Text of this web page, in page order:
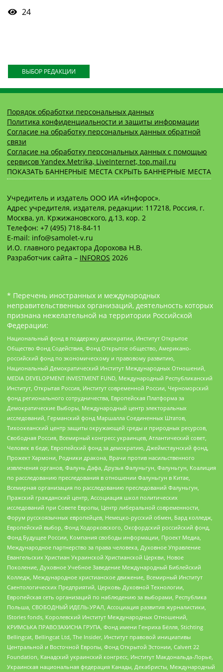
24
ВЫБОР РЕДАКЦИИ
Порядок обработки персональных данных
Политика конфиденциальности и защиты информации
Согласие на обработку персональных данных обратной
связи
Согласие на обработку персональных данных с помощью
сервисов Yandex.Metrika, LiveInternet, top.mail.ru
ПОКАЗАТЬ БАННЕРНЫЕ МЕСТА СКРЫТЬ БАННЕРНЫЕ МЕСТА
Учредитель и издатель ООО ИА «Инфорос».
Адрес учредителя, издателя, редакции: 117218, Россия, г.
Москва, ул. Кржижановского, д.13, кор. 2
Телефон: +7 (495) 718-84-11
E-mail: info@samolet-v.ru
И.О. главного редактора Дорохова Н.В.
Разработчик сайта – INFOROS 2026
* Перечень иностранных и международных
неправительственных организаций, деятельность которых
признана нежелательной на территории Российской
Федерации:
Национальный фонд в поддержку демократии, Институт Открытое
Общество Фонд Содействия, Фонд Открытое общество, Американо-
российский фонд по экономическому и правовому развитию,
Национальный Демократический Институт Международных Отношений,
MEDIA DEVELOPMENT INVESTMENT FUND, Международный Республиканский
Институт, Открытая Россия, Институт современной России, Черноморский
фонд регионального сотрудничества, Европейская Платформа за
Демократические Выборы, Международный центр электоральных
исследований, Германский фонд Маршалла Соединенных Штатов,
Тихоокеанский центр защиты окружающей среды и природных ресурсов,
Свободная Россия, Всемирный конгресс украинцев, Атлантический совет,
Человек в беде, Европейский фонд за демократию, Джеймстаунский фонд,
Прожект Хармони, Родники дракона, Врачи против насильственного
извлечения органов, Фалунь Дафа, Друзья Фалуньгун, Фалуньгун, Коалиция
по расследованию преследования в отношении Фалуньгун в Китае,
Всемирная организация по расследованию преследований Фалуньгун,
Пражский гражданский центр, Ассоциация школ политических
исследований при Совете Европы, Центр либеральной современности,
Форум русскоязычных европейцев, Немецко-русский обмен, Бард колледж,
Европейский выбор, Фонд Ходорковского, Оксфордский российский фонд,
Фонд Будущее России, Компания свободы информации, Проект Медиа,
Международное партнерство за права человека, Духовное Управление
Евангельских Христиан Украинской Христианской Церкви, Новое
Поколение, Духовное Учебное Заведение Международный Библейский
Колледж, Международное христианское движение, Всемирный Институт
Саентологических Предприятий, Церковь Духовной Технологии,
Европейская сеть организаций по наблюдению за выборами, Республика
Польша, СВОБОДНЫЙ ИДЕЛЬ-УРАЛ, Ассоциация развития журналистики,
IStories fonds, Королевский Институт Международных Отношений,
КРИМСЬКА ПРАВОЗАХИСНА ГРУПА, Фонд имени Генриха Бёлля, Stichting
Bellingcat, Bellingcat Ltd, The Insider, Институт правовой инициативы
Центральной и Восточной Европы, Фонд Открытой Эстонии, Calvert 22
Foundation, Канадский украинский конгресс, Институт Макдональда-Лорье,
Украинская национальная федерация Канады, Декабристы, Международный